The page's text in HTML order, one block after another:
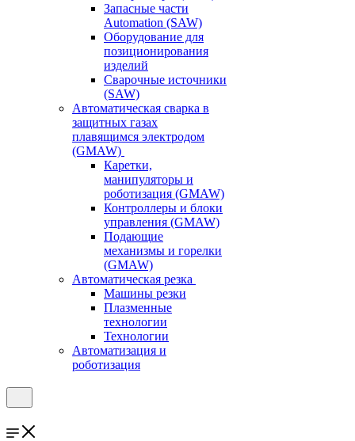
Запасные части
Automation (SAW)
Оборудование для
позиционирования
изделий
Сварочные источники
(SAW)
Автоматическая сварка в
защитных газах
плавящимся электродом
(GMAW)
Каретки,
манипуляторы и
роботизация (GMAW)
Контроллеры и блоки
управления (GMAW)
Подающие
механизмы и горелки
(GMAW)
Автоматическая резка
Машины резки
Плазменные
технологии
Технологии
Автоматизация и
роботизация